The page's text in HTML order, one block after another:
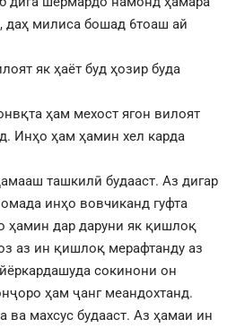
даҳ милиса бошад 6тоаш ай
як ҳаёт буд ҳозир буда
ҳам мехост ягон вилоят
Инҳо ҳам ҳамин хел карда
ташкилӣ будааст. Аз дигар
инҳо вовчиканд гуфта
ҳамин дар даруни як қишлоқ
аз ин қишлоқ мерафтанду аз
сокинони он
ҳам ҷанг меандохтанд.
ва махсус будааст. Аз ҳамаи ин